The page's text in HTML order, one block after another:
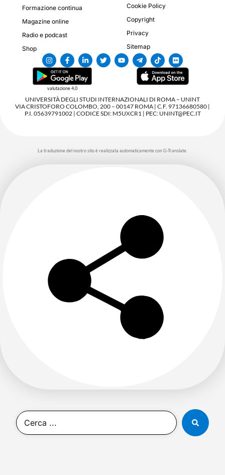
Formazione continua
Magazine online
Radio e podcast
Shop
Cookie Policy
Copyright
Privacy
Sitemap
valutazione 4,0
UNIVERSITÀ DEGLI STUDI INTERNAZIONALI DI ROMA – UNINT
VIA CRISTOFORO COLOMBO, 200 – 00147 ROMA | C.F. 97136680580 |
P.I. 05639791002 | CODICE SDI: M5UXCR1 | PEC: UNINT@PEC.IT
La traduzione del nostro sito è realizzata automaticamente con G-Translate.